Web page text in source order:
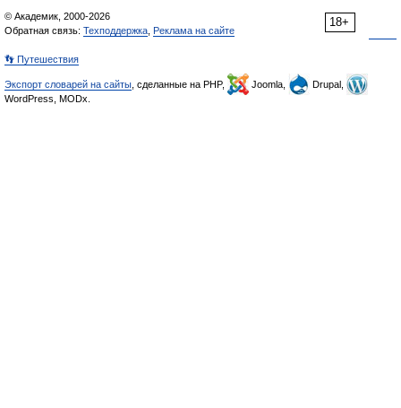
18+
© Академик, 2000-2026
Обратная связь: Техподдержка Реклама на сайте
👣 Путешествия
Экспорт словарей на сайты , сделанные на PHP, Joomla,
Drupal,
WordPress, MODx.